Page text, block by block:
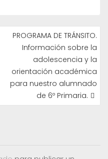
PROGRAMA DE TRÁNSITO.
Información sobre la
adolescencia y la
orientación académica
para nuestro alumnado
de 6º Primaria.